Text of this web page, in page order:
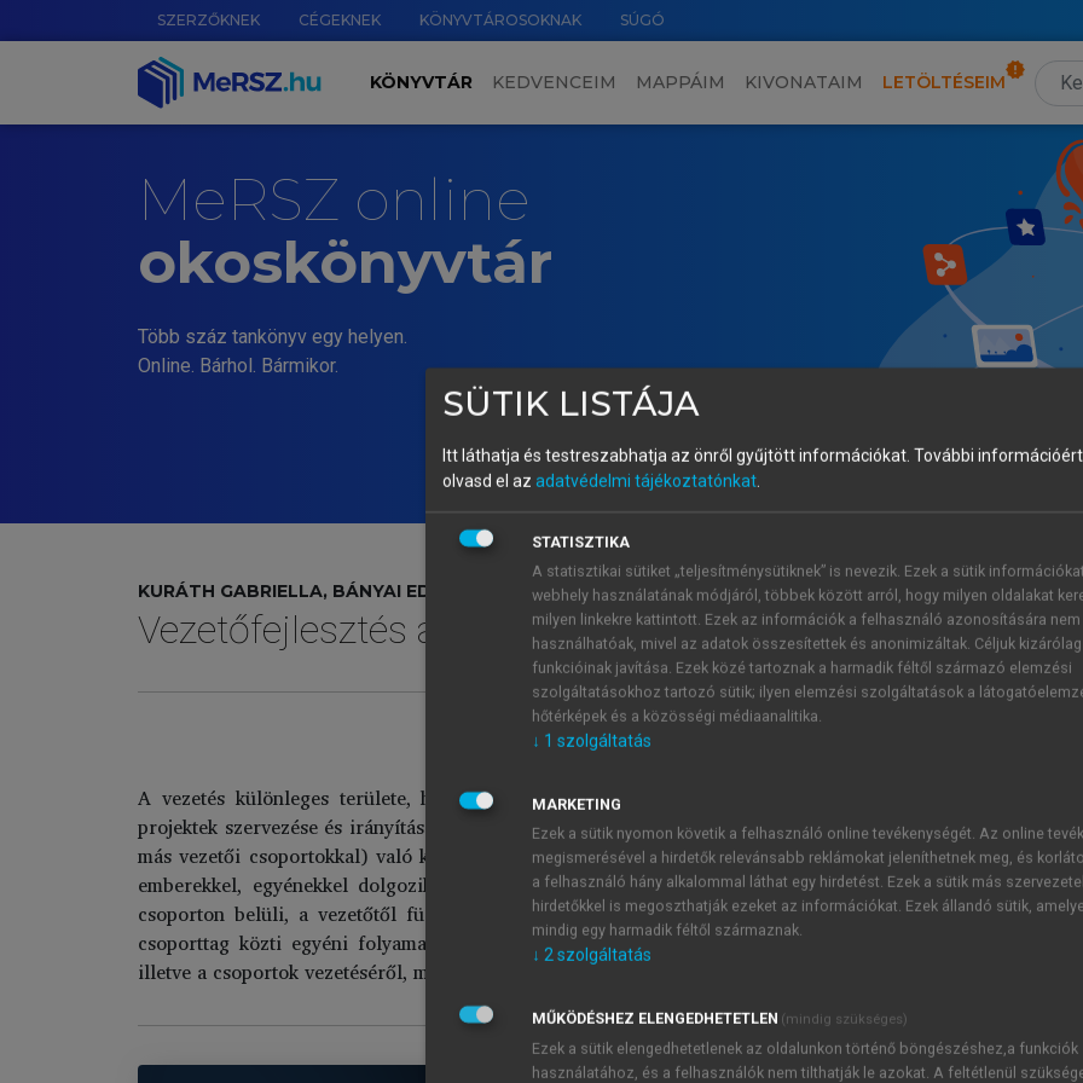
SZERZŐKNEK CÉGEKNEK KÖNYVTÁROSOKNAK SÚGÓ
KÖNYVTÁR KEDVENCEIM MAPPÁIM KIVONATAIM LETÖLTÉSEIM
MeRSZ online
okoskönyvtár
Több száz tankönyv egy helyen.
Online. Bárhol. Bármikor.
KURÁTH GABRIELLA, BÁNYAI EDIT (SZERK.)
Vezetőfejlesztés a 21. században
A vezetés különleges területe, hogy vezetőként hogyan érdemes, hogyan tudunk eredményesen
projektek szervezése és irányítása némileg más kompetenciákat igényel, ehhez képest a csoportokkal
más vezetői csoportokkal) való közös munka során nagyobb hangsúly kerül az emberek közti
emberekkel, egyénekkel dolgozik együtt, akkor is fontos lehet a személyes dinamika
csoporton belüli, a vezetőtől független kölcsönhatások, illetve a vezető és csoport (mint csoport)
csoporttag közti egyéni folyamatokat. Az eredményes vezetéshez emiatt érdemes megismerni a
illetve a csoportok vezetéséről, motiválásáról, az eredményességüket befolyásoló tényezőkről szóló főbb
SÜTIK LISTÁJA
Itt láthatja és testreszabhatja az önről gyűjtött információkat. További
olvasd el az adatvédelmi tájékoztatónkat.
STATISZTIKA
A statisztikai sütiket „teljesítménysütiknek” is nevezik. Ezek a sütik
webhely használatának módjáról, többek között arról, hogy milyen oldalakat
milyen linkekre kattintott. Ezek az információk a felhasználó azonosítására nem
használhatóak, mivel az adatok összesítettek és anonimizáltak. Céljuk
funkcióinak javítása. Ezek közé tartoznak a harmadik féltől származó elemzési
szolgáltatásokhoz tartozó sütik; ilyen elemzési szolgáltatások a
hőtérképek és a közösségi médiaanalitika.
↓ 1 szolgáltatás
MARKETING
Ezek a sütik nyomon követik a felhasználó online tevékenységét. Az online
megismerésével a hirdetők relevánsabb reklámokat jeleníthetnek meg, és
a felhasználó hány alkalommal láthat egy hirdetést. Ezek a sütik más
hirdetőkkel is megoszthatják ezeket az információkat. Ezek állandó sütik,
mindig egy harmadik féltől származnak.
↓ 2szolgáltatás
MŰKÖDÉSHEZ ELENGEDHETETLEN (mindig szükséges)
Ezek a sütik elengedhetetlenek az oldalunkon történő böngészéshez,a funkciók
használatához, és a felhasználók nem tilthatják le azokat. A feltétlenül